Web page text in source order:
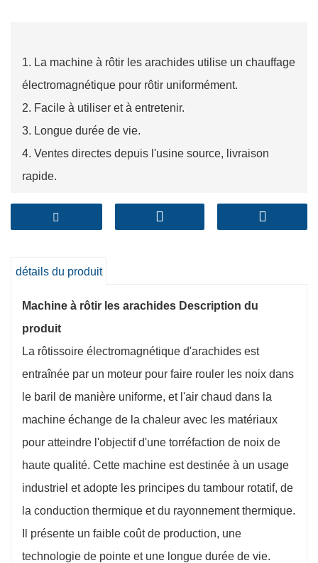
1. La machine à rôtir les arachides utilise un chauffage
électromagnétique pour rôtir uniformément.
2. Facile à utiliser et à entretenir.
3. Longue durée de vie.
4. Ventes directes depuis l'usine source, livraison
rapide.
détails du produit
Machine à rôtir les arachides Description du
produit
La rôtissoire électromagnétique d'arachides est
entraînée par un moteur pour faire rouler les noix dans
le baril de manière uniforme, et l'air chaud dans la
machine échange de la chaleur avec les matériaux
pour atteindre l'objectif d'une torréfaction de noix de
haute qualité. Cette machine est destinée à un usage
industriel et adopte les principes du tambour rotatif, de
la conduction thermique et du rayonnement thermique.
Il présente un faible coût de production, une
technologie de pointe et une longue durée de vie.